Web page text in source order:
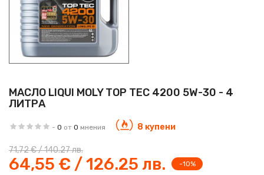
МАСЛО LIQUI MOLY TOP TEC 4200 5W-30 - 4
ЛИТРА
- 0 от 0 мнения 8 купени
64,55 € / 126.25 лв. -10%
71,72 € / 140.27 лв.